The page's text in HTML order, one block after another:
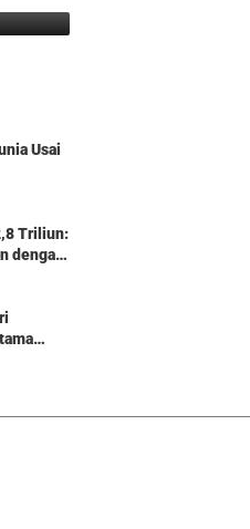
Usai
Triliun:
dengan